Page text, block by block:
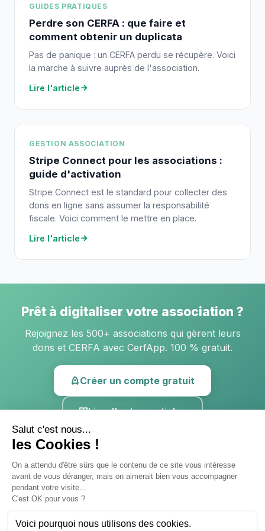
GUIDES PRATIQUES
Perdre son CERFA : que faire et
comment obtenir un duplicata
Pas de panique : un CERFA perdu se récupère. Voici
la marche à suivre auprès de l'association.
Lire l'article
GESTION ASSOCIATION
Stripe Connect pour les associations :
guide d'activation
Stripe Connect est le standard pour collecter des
dons en ligne sans assumer la responsabilité
fiscale. Voici comment le mettre en place.
Lire l'article
Prêt à digitaliser votre association ?
Rejoignez les 500+ associations qui gèrent leurs
dons et CERFA avec CerfApp. 100 % gratuit.
Créer un compte gratuit
Lire d'autres articles
BlogDonateursTarifs
Support